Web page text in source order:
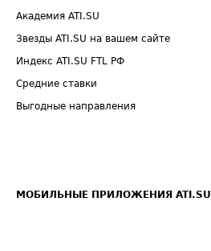
Академия ATI.SU
Звезды ATI.SU на вашем сайте
Индекс ATI.SU FTL РФ
Средние ставки
Выгодные направления
МОБИЛЬНЫЕ ПРИЛОЖЕНИЯ ATI.SU